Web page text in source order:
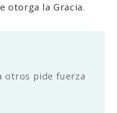
otorga la Gracia.
otros pide fuerza